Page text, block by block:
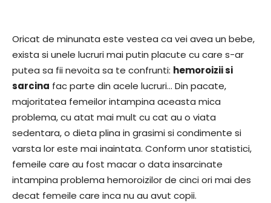
Oricat de minunata este vestea ca vei avea un bebe,
exista si unele lucruri mai putin placute cu care s-ar
putea sa fii nevoita sa te confrunti: hemoroizii si
sarcina fac parte din acele lucruri… Din pacate,
majoritatea femeilor intampina aceasta mica
problema, cu atat mai mult cu cat au o viata
sedentara, o dieta plina in grasimi si condimente si
varsta lor este mai inaintata. Conform unor statistici,
femeile care au fost macar o data insarcinate
intampina problema hemoroizilor de cinci ori mai des
decat femeile care inca nu au avut copii.